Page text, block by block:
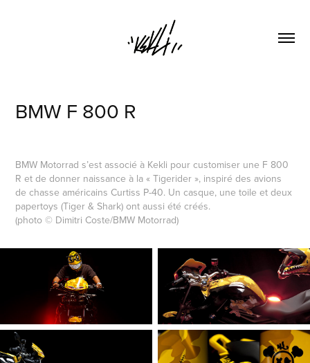
BMW F 800 R
BMW Motorrad s’est associé à Kekli pour customiser une F 800
R et de donner naissance à la « Tigerider », inspiré des avions
de chasse américains Curtiss P-40. Un casque, une toile et deux
papertoys (Tiger & Shark) ont aussi été créés.
(photo © Dimitri Coste/BMW Motorrad)